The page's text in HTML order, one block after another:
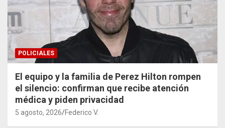
POLICIALES
El equipo y la familia de Perez Hilton rompen
el silencio: confirman que recibe atención
médica y piden privacidad
5 agosto, 2026 Federico V.